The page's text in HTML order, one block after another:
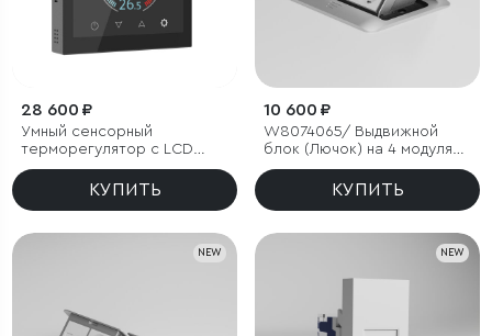
28 600 ₽
Умный сенсорный
терморегулятор с LCD
дисплеем черный
КУПИТЬ
10 600 ₽
W8074065/ Выдвижной
блок (Лючок) на 4 модуля
(серебряный)
КУПИТЬ
NEW NEW